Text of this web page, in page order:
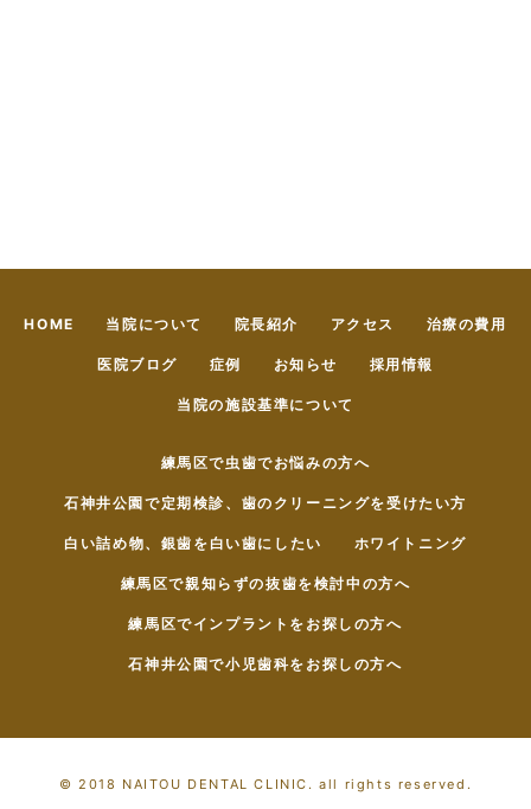
HOME 当院について 院長紹介 アクセス 治療の費用
医院ブログ 症例 お知らせ 採用情報
当院の施設基準について
練馬区で虫歯でお悩みの方へ
石神井公園で定期検診、歯のクリーニングを受けたい方
白い詰め物、銀歯を白い歯にしたい ホワイトニング
練馬区で親知らずの抜歯を検討中の方へ
練馬区でインプラントをお探しの方へ
石神井公園で小児歯科をお探しの方へ
© 2018 NAITOU DENTAL CLINIC. all rights reserved.